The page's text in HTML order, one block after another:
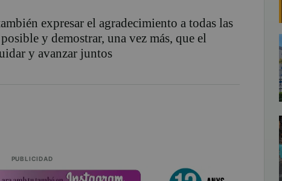
expresar el agradecimiento a todas las
y demostrar, una vez más, que el
y avanzar juntos
PUBLICIDAD